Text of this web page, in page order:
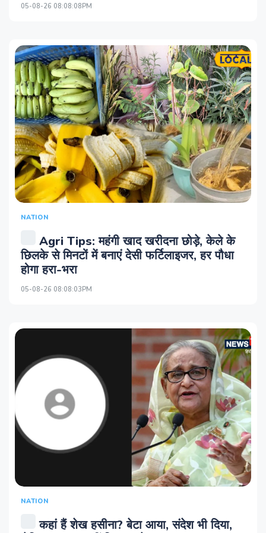
05-08-26 08:08:08PM
NATION
Agri Tips: महंगी खाद खरीदना छोड़े, केले के
छिलके से मिनटों में बनाएं देसी फर्टिलाइजर, हर पौधा
होगा हरा-भरा
05-08-26 08:08:03PM
NATION
कहां हैं शेख हसीना? बेटा आया, संदेश भी दिया,